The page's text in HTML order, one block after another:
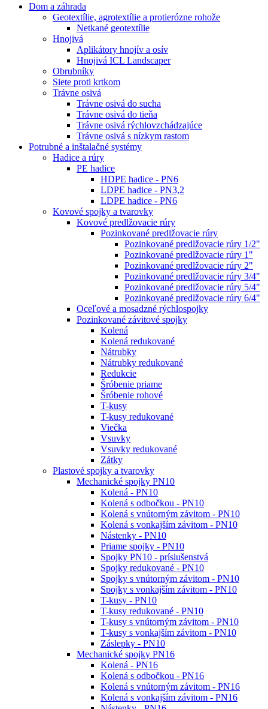
Dom a záhrada
Geotextílie, agrotextílie a protierózne rohože
Netkané geotextílie
Hnojivá
Aplikátory hnojív a osív
Hnojivá ICL Landscaper
Obrubníky
Siete proti krtkom
Trávne osivá
Trávne osivá do sucha
Trávne osivá do tieňa
Trávne osivá rýchlovzchádzajúce
Trávne osivá s nízkym rastom
Potrubné a inštalačné systémy
Hadice a rúry
PE hadice
HDPE hadice - PN6
LDPE hadice - PN3,2
LDPE hadice - PN6
Kovové spojky a tvarovky
Kovové predlžovacie rúry
Pozinkované predlžovacie rúry
Pozinkované predlžovacie rúry 1/2"
Pozinkované predlžovacie rúry 1"
Pozinkované predlžovacie rúry 2"
Pozinkované predlžovacie rúry 3/4"
Pozinkované predlžovacie rúry 5/4"
Pozinkované predlžovacie rúry 6/4"
Oceľové a mosadzné rýchlospojky
Pozinkované závitové spojky
Kolená
Kolená redukované
Nátrubky
Nátrubky redukované
Redukcie
Šróbenie priame
Šróbenie rohové
T-kusy
T-kusy redukované
Viečka
Vsuvky
Vsuvky redukované
Zátky
Plastové spojky a tvarovky
Mechanické spojky PN10
Kolená - PN10
Kolená s odbočkou - PN10
Kolená s vnútorným závitom - PN10
Kolená s vonkajším závitom - PN10
Nástenky - PN10
Priame spojky - PN10
Spojky PN10 - príslušenstvá
Spojky redukované - PN10
Spojky s vnútorným závitom - PN10
Spojky s vonkajším závitom - PN10
T-kusy - PN10
T-kusy redukované - PN10
T-kusy s vnútorným závitom - PN10
T-kusy s vonkajším závitom - PN10
Záslepky - PN10
Mechanické spojky PN16
Kolená - PN16
Kolená s odbočkou - PN16
Kolená s vnútorným závitom - PN16
Kolená s vonkajším závitom - PN16